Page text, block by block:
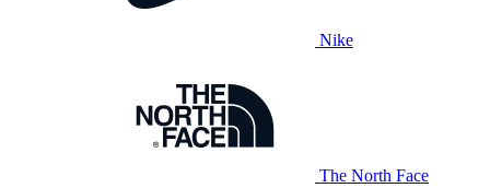
Nike
The North Face